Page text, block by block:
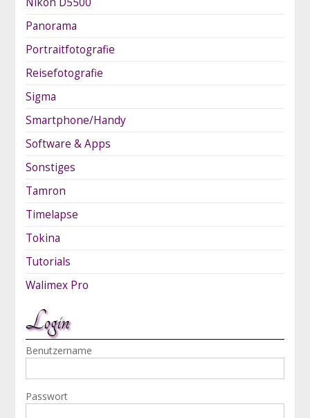
Panorama
Portraitfotografie
Reisefotografie
Sigma
Smartphone/Handy
Software & Apps
Sonstiges
Tamron
Timelapse
Tokina
Tutorials
Walimex Pro
Login
Benutzername
Passwort